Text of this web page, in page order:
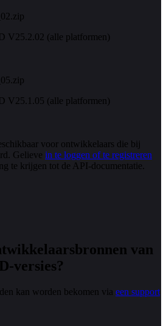
V25.2.02 (alle platformen)
V25.1.05 (alle platformen)
voor ontwikkelaars die bij
Gelieve in te loggen of te registreren
te krijgen tot de API-documentatie.
van
versies?
kan worden bekomen via een support